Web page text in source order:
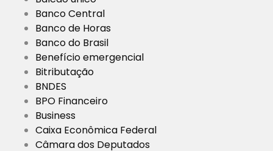
Banco Central
Banco de Horas
Banco do Brasil
Benefício emergencial
Bitributação
BNDES
BPO Financeiro
Business
Caixa Econômica Federal
Câmara dos Deputados